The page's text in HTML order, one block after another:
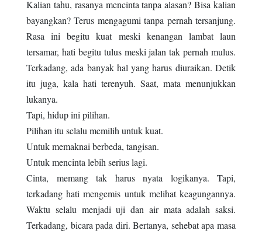
Kalian tahu, rasanya mencinta tanpa alasan? Bisa kalian
bayangkan? Terus mengagumi tanpa pernah tersanjung.
Rasa ini begitu kuat meski kenangan lambat laun
tersamar, hati begitu tulus meski jalan tak pernah mulus.
Terkadang, ada banyak hal yang harus diuraikan. Detik
itu juga, kala hati terenyuh. Saat, mata menunjukkan
lukanya.
Tapi, hidup ini pilihan.
Pilihan itu selalu memilih untuk kuat.
Untuk memaknai berbeda, tangisan.
Untuk mencinta lebih serius lagi.
Cinta, memang tak harus nyata logikanya. Tapi,
terkadang hati mengemis untuk melihat keagungannya.
Waktu selalu menjadi uji dan air mata adalah saksi.
Terkadang, bicara pada diri. Bertanya, sehebat apa masa